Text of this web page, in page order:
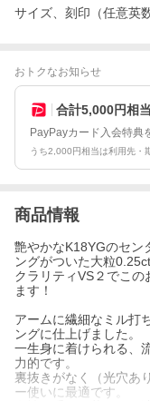
サイズ、刻印（任意英
おトクなお知らせ
合計5,000円相
PayPayカード入会特典
うち2,000円相当は利用先・
商品情報
艶やかなK18YGのセン
ングがついた大粒
クラリティVS２でこの
ます！
アームに繊細なミル打
ングに仕上げました。
一生身に着けられる、
力的です。
裏抜きがなく（光穴あ
ー使いに最適です。